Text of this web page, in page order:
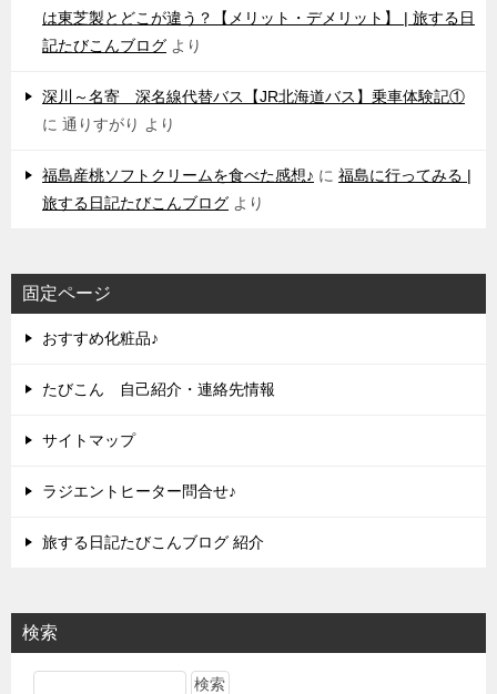
は東芝製とどこが違う？【メリット・デメリット】 | 旅する日
記たびこんブログ より
深川～名寄 深名線代替バス【JR北海道バス】乗車体験記①
に 通りすがり より
福島産桃ソフトクリームを食べた感想♪ に 福島に行ってみる |
旅する日記たびこんブログ より
固定ページ
おすすめ化粧品♪
たびこん 自己紹介・連絡先情報
サイトマップ
ラジエントヒーター問合せ♪
旅する日記たびこんブログ 紹介
検索